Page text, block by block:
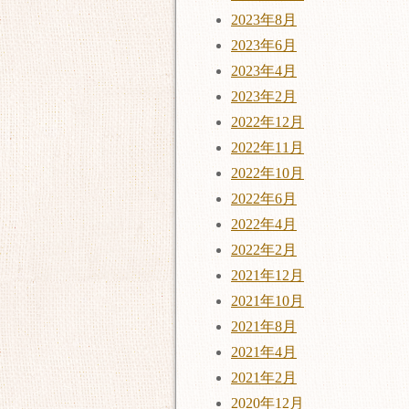
2023年8月
2023年6月
2023年4月
2023年2月
2022年12月
2022年11月
2022年10月
2022年6月
2022年4月
2022年2月
2021年12月
2021年10月
2021年8月
2021年4月
2021年2月
2020年12月